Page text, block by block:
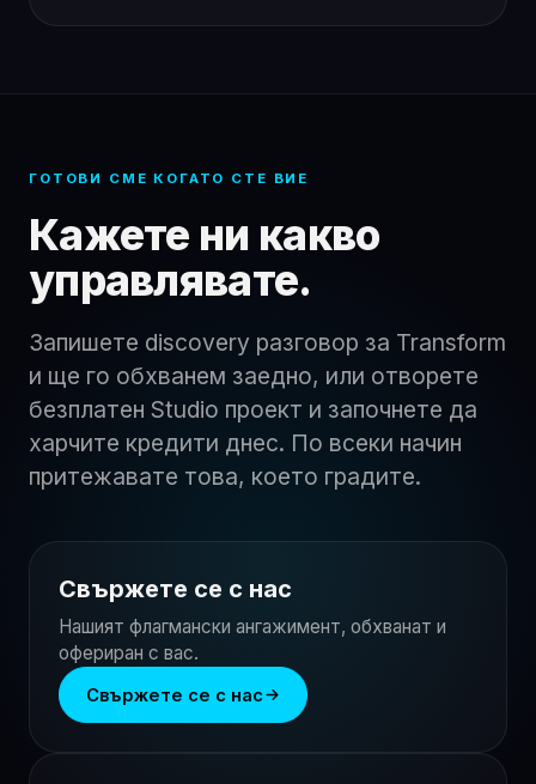
ГОТОВИ СМЕ КОГАТО СТЕ ВИЕ
Кажете ни какво
управлявате.
Запишете discovery разговор за Transform
и ще го обхванем заедно, или отворете
безплатен Studio проект и започнете да
харчите кредити днес. По всеки начин
притежавате това, което градите.
Свържете се с нас
Нашият флагмански ангажимент, обхванат и
офериран с вас.
Свържете се с нас